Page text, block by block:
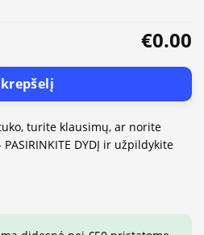
€0.00
turite klausimų, ar norite
DYDĮ ir užpildykite